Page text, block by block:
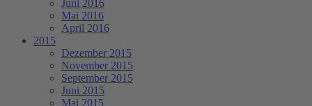
Juni 2016
Mai 2016
April 2016
2015
Dezember 2015
November 2015
September 2015
Juni 2015
Mai 2015